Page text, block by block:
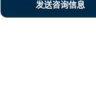
发送咨询信息